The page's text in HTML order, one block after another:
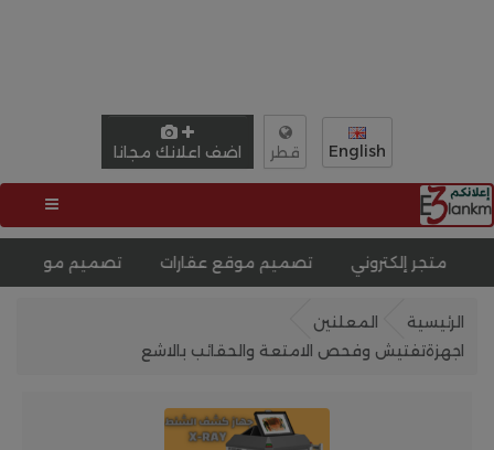
English قطر اضف اعلانك مجانا
تصميم موقع عقارات تصميم موقع الكترونى
الرئيسية
المعلنين
اجهزةتفتيش وفحص الامتعة والحقائب بالاشع